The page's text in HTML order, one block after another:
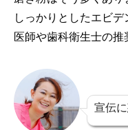
しっかりとしたエビ
医師や歯科衛生士の推
宣伝